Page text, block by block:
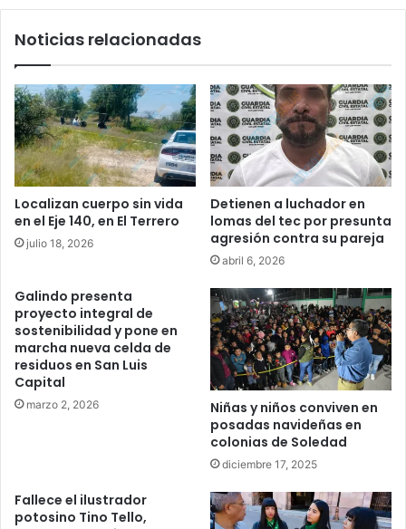
Noticias relacionadas
Localizan cuerpo sin vida
en el Eje 140, en El Terrero
julio 18, 2026
Detienen a luchador en
lomas del tec por presunta
agresión contra su pareja
abril 6, 2026
Galindo presenta
proyecto integral de
sostenibilidad y pone en
marcha nueva celda de
residuos en San Luis
Capital
marzo 2, 2026
Niñas y niños conviven en
posadas navideñas en
colonias de Soledad
diciembre 17, 2025
Fallece el ilustrador
potosino Tino Tello,